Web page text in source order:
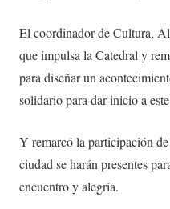
El coordinador de Cultura,
que impulsa la Catedral y
para diseñar un
solidario para dar inicio a
Y remarcó la participación
ciudad se harán presentes
encuentro y alegría.